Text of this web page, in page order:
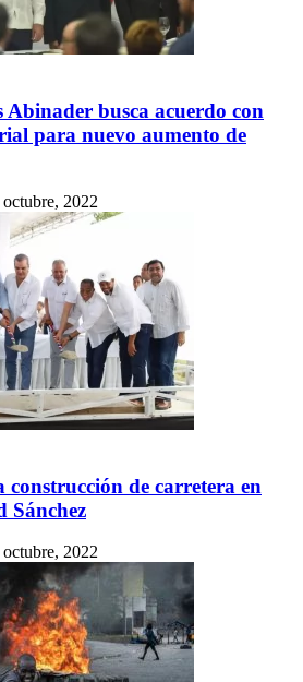
Abinader busca acuerdo con
para nuevo aumento de
octubre, 2022
de carretera en
octubre, 2022